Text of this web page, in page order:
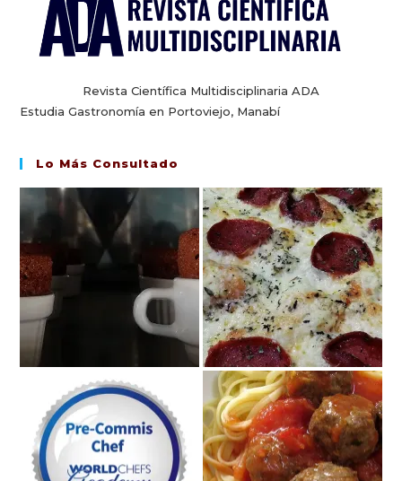
Revista Científica Multidisciplinaria ADA
Estudia Gastronomía en Portoviejo, Manabí
Lo Más Consultado